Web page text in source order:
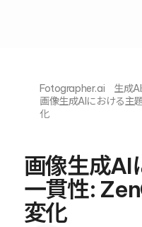
Fotographer.ai
生成
画像生成AIにおける主
化
画像生成AI
一貫性:
変化